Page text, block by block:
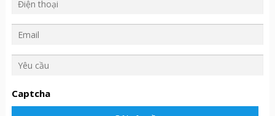
c
ầ
Captcha